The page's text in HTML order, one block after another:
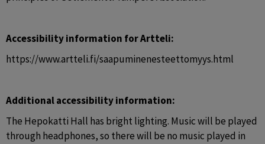
Accessibility information for Artteli:
https://www.artteli.fi/saapuminenesteettomyys.html
Additional accessibility information:
The Hepokatti Hall has bright lighting. Music will be played
through headphones, so there will be no music played in